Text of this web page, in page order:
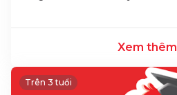
Xem thêm
Trên 3 tuổi